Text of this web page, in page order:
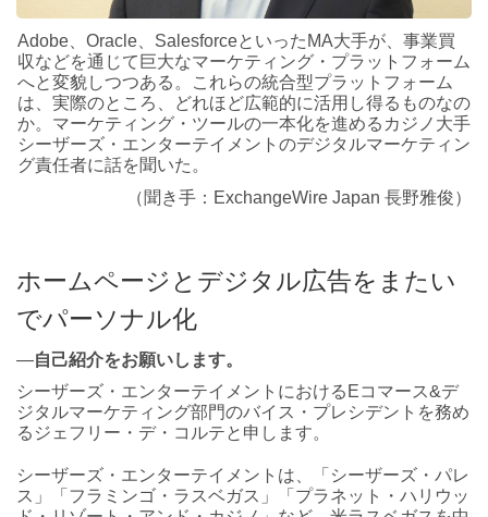
Adobe、Oracle、SalesforceといったMA大手が、事業買
収などを通じて巨大なマーケティング・プラットフォーム
へと変貌しつつある。これらの統合型プラットフォーム
は、実際のところ、どれほど広範的に活用し得るものなの
か。マーケティング・ツールの一本化を進めるカジノ大手
シーザーズ・エンターテイメントのデジタルマーケティン
グ責任者に話を聞いた。
（聞き手：ExchangeWire Japan 長野雅俊）
ホームページとデジタル広告をまたい
でパーソナル化
―自己紹介をお願いします。
シーザーズ・エンターテイメントにおけるEコマース&デ
ジタルマーケティング部門のバイス・プレシデントを務め
るジェフリー・デ・コルテと申します。
シーザーズ・エンターテイメントは、「シーザーズ・パレ
ス」「フラミンゴ・ラスベガス」「プラネット・ハリウッ